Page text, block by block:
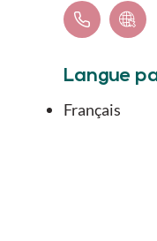
Langue
Français